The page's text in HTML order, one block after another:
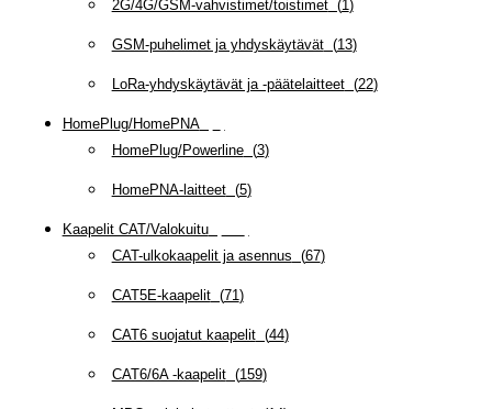
2G/4G/GSM-vahvistimet/toistimet(1 )
GSM-puhelimet ja yhdyskäytävät(13)
LoRa-yhdyskäytävät ja -päätelaitteet(22)
HomePlug/HomePNA(
HomePlug/Powerline(3)
HomePNA-laitteet(5)
Kaapelit CAT/Valokuitu(
CAT-ulkokaapelit ja asennus (67)
CAT5E-kaapelit(71 )
CAT6 suojatut kaapelit(44)
CAT6/6A -kaapelit(159)